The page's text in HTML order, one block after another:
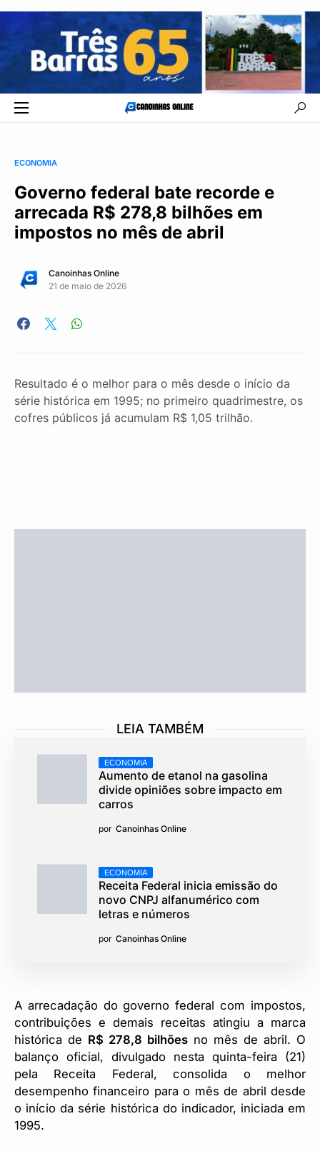
ECONOMIA
Governo federal bate recorde e
arrecada R$ 278,8 bilhões em
impostos no mês de abril
Canoinhas Online
21 de maio de 2026
Resultado é o melhor para o mês desde o início da
série histórica em 1995; no primeiro quadrimestre, os
cofres públicos já acumulam R$ 1,05 trilhão.
LEIA TAMBÉM
ECONOMIA
Aumento de etanol na gasolina
divide opiniões sobre impacto em
carros
por Canoinhas Online
ECONOMIA
Receita Federal inicia emissão do
novo CNPJ alfanumérico com
letras e números
por Canoinhas Online
A arrecadação do governo federal com impostos,
contribuições e demais receitas atingiu a marca
histórica de R$ 278,8 bilhões no mês de abril. O
balanço oficial, divulgado nesta quinta-feira (21)
pela Receita Federal, consolida o melhor
desempenho financeiro para o mês de abril desde
o início da série histórica do indicador, iniciada em
1995.